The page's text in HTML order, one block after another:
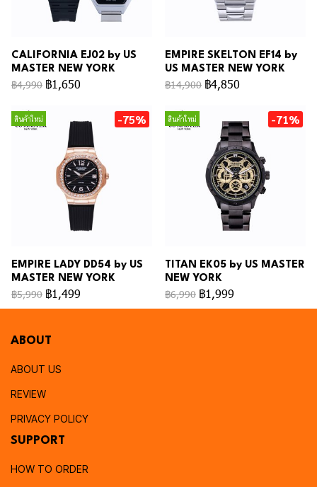
CALIFORNIA EJ02 by US
MASTER NEW YORK
฿4,990 ฿1,650
EMPIRE SKELTON EF14 by
US MASTER NEW YORK
฿14,900 ฿4,850
สินค้าใหม่ -75%
EMPIRE LADY DD54 by US
MASTER NEW YORK
฿5,990 ฿1,499
สินค้าใหม่ -71%
TITAN EK05 by US MASTER
NEW YORK
฿6,990 ฿1,999
ABOUT
ABOUT US
REVIEW
PRIVACY POLICY
SUPPORT
HOW TO ORDER